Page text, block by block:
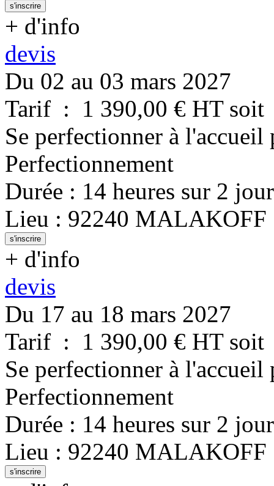
s'inscrire
+ d'info
devis
Du 02 au 03 mars 2027
Tarif : 1 390,00 € HT soit
Se perfectionner à
Perfectionnement
Durée : 14 heures sur 2
Lieu : 92240 MALAKOFF
s'inscrire
+ d'info
devis
Du 17 au 18 mars 2027
Tarif : 1 390,00 € HT soit
Se perfectionner à
Perfectionnement
Durée : 14 heures sur 2
Lieu : 92240 MALAKOFF
s'inscrire